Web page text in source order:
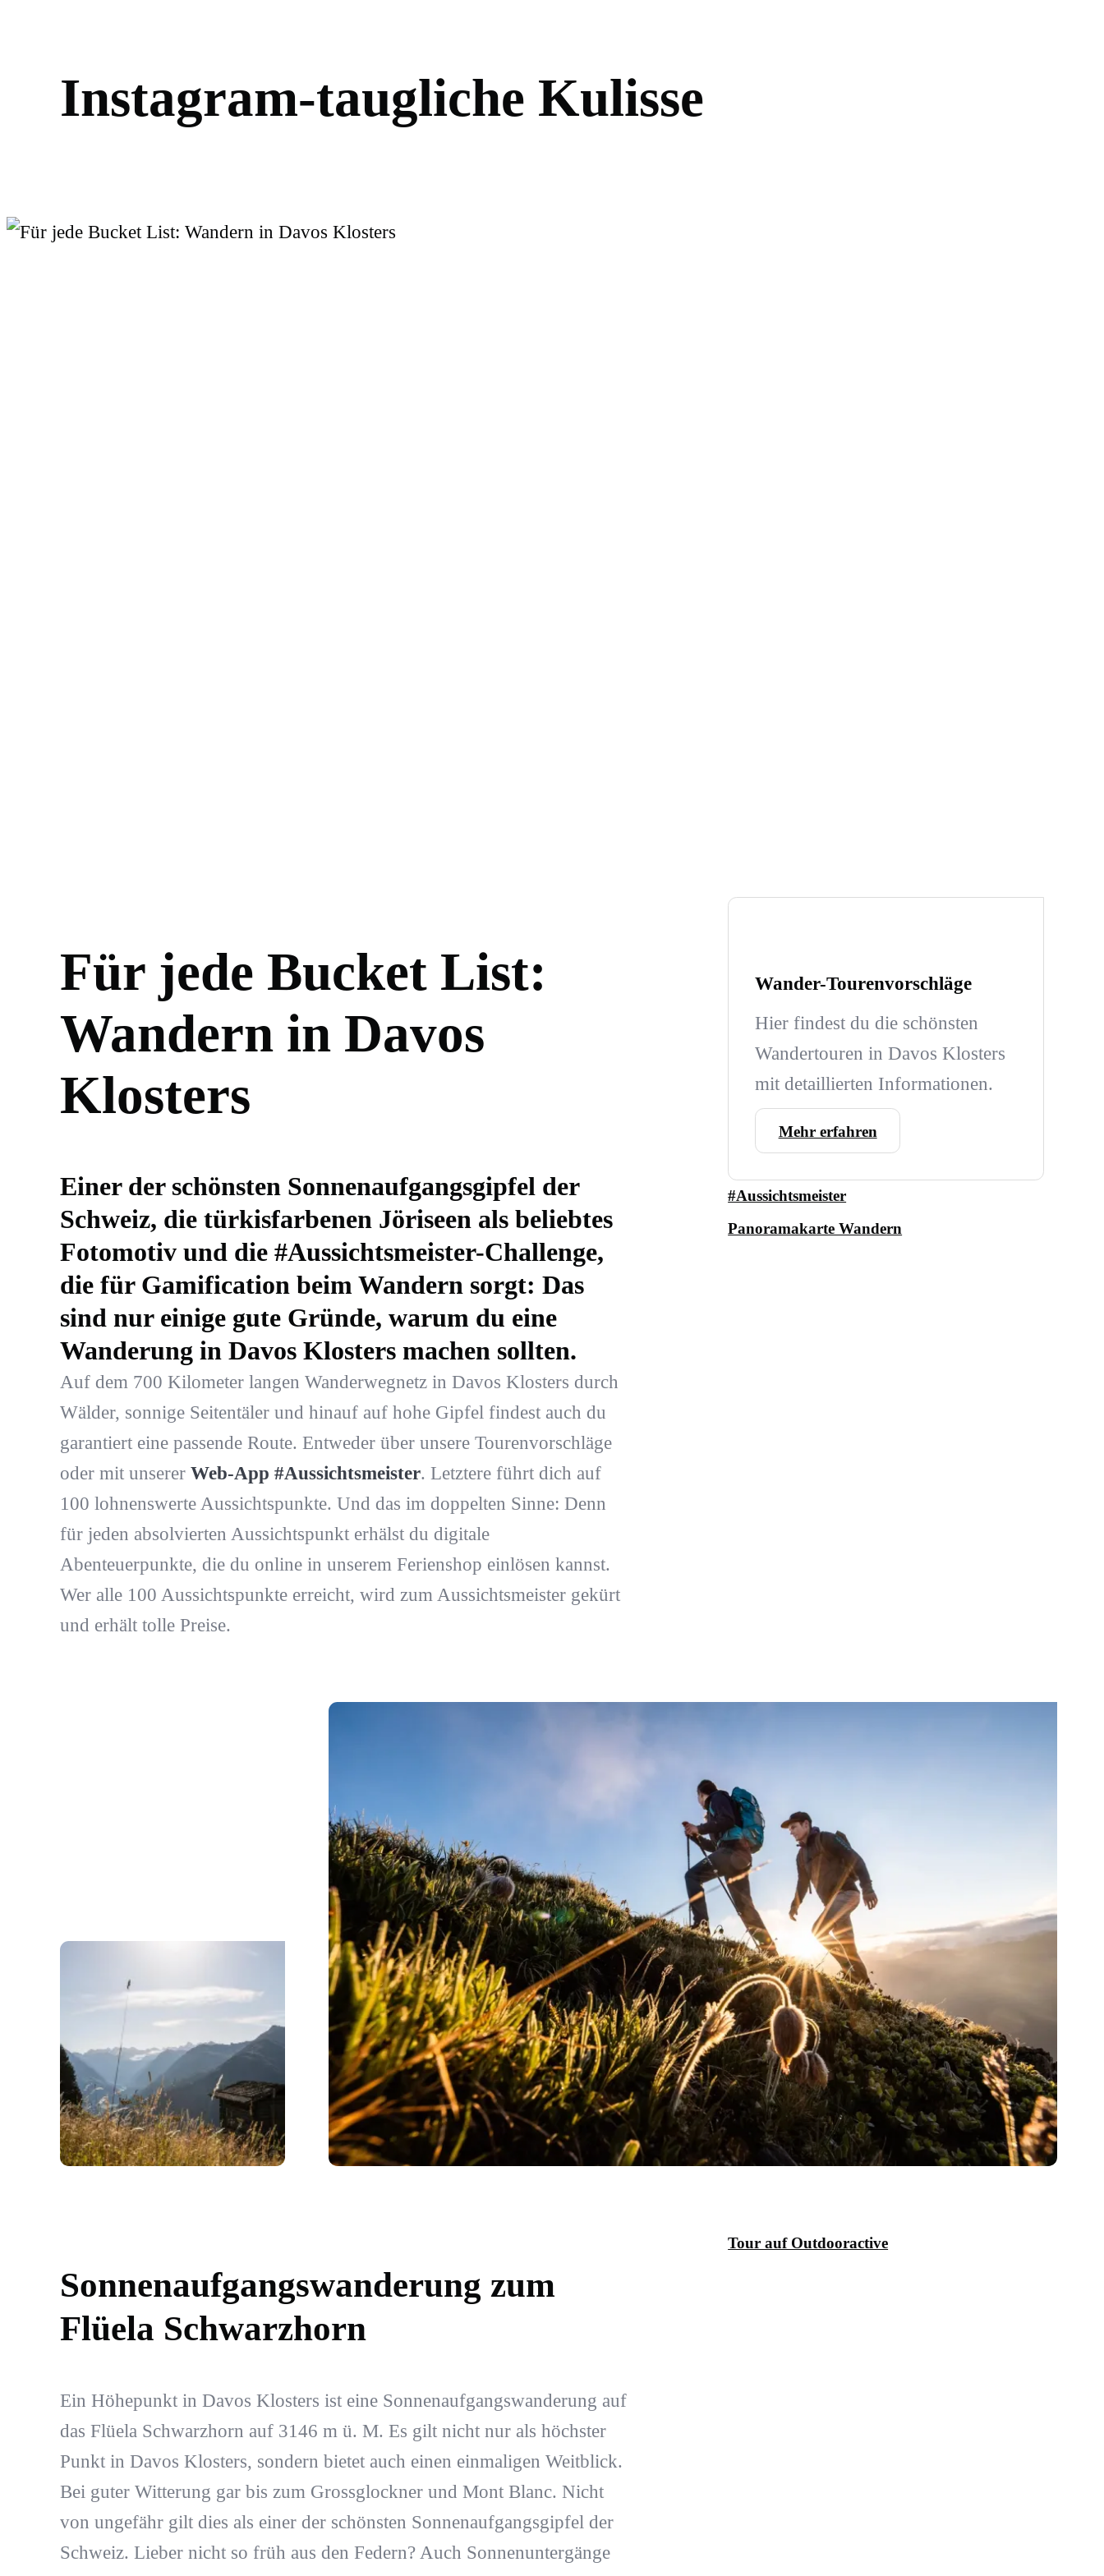
Instagram-taugliche Kulisse
Für jede Bucket List:
Wandern in Davos
Klosters
Einer der schönsten Sonnenaufgangsgipfel der
Schweiz, die türkisfarbenen Jöriseen als beliebtes
Fotomotiv und die #Aussichtsmeister-Challenge,
die für Gamification beim Wandern sorgt: Das
sind nur einige gute Gründe, warum du eine
Wanderung in Davos Klosters machen sollten.
Auf dem 700 Kilometer langen Wanderwegnetz in Davos Klosters durch
Wälder, sonnige Seitentäler und hinauf auf hohe Gipfel findest auch du
garantiert eine passende Route. Entweder über unsere Tourenvorschläge
oder mit unserer Web-App #Aussichtsmeister. Letztere führt dich auf
100 lohnenswerte Aussichtspunkte. Und das im doppelten Sinne: Denn
für jeden absolvierten Aussichtspunkt erhälst du digitale
Abenteuerpunkte, die du online in unserem Ferienshop einlösen kannst.
Wer alle 100 Aussichtspunkte erreicht, wird zum Aussichtsmeister gekürt
und erhält tolle Preise.
Wander-Tourenvorschläge
Hier findest du die schönsten
Wandertouren in Davos Klosters
mit detaillierten Informationen.
Mehr erfahren
#Aussichtsmeister
Panoramakarte Wandern
Sonnenaufgangswanderung zum
Flüela Schwarzhorn
Ein Höhepunkt in Davos Klosters ist eine Sonnenaufgangswanderung auf
das Flüela Schwarzhorn auf 3146 m ü. M. Es gilt nicht nur als höchster
Punkt in Davos Klosters, sondern bietet auch einen einmaligen Weitblick.
Bei guter Witterung gar bis zum Grossglockner und Mont Blanc. Nicht
von ungefähr gilt dies als einer der schönsten Sonnenaufgangsgipfel der
Schweiz. Lieber nicht so früh aus den Federn? Auch Sonnenuntergänge
Tour auf Outdooractive